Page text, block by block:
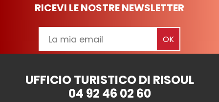
RICEVI LE NOSTRE NEWSLETTER
UFFICIO TURISTICO DI RISOUL
04 92 46 02 60